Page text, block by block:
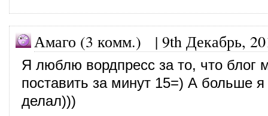
Амаго (3 комм.) | 9th Декабрь,
Я люблю вордпресс за то, что блог
поставить за минут 15=) А больше я
делал)))